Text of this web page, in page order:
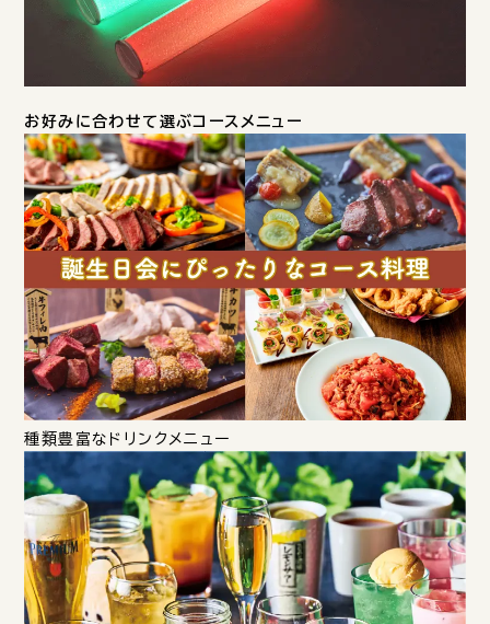
お好みに合わせて選ぶコースメニュー
種類豊富なドリンクメニュー